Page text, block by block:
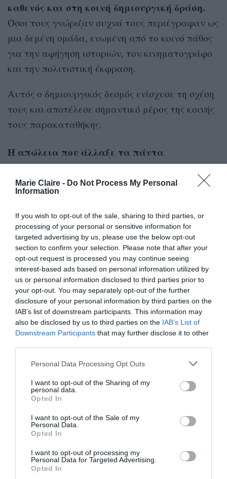
Marie Claire - Do Not Process My Personal
Information
If you wish to opt-out of the sale, sharing to third parties, or
processing of your personal or sensitive information for
targeted advertising by us, please use the below opt-out
section to confirm your selection. Please note that after your
opt-out request is processed you may continue seeing
interest-based ads based on personal information utilized by
us or personal information disclosed to third parties prior to
your opt-out. You may separately opt-out of the further
disclosure of your personal information by third parties on the
IAB’s list of downstream participants. This information may
also be disclosed by us to third parties on the IAB’s List of
Downstream Participants that may further disclose it to other
Personal Data Processing Opt Outs
I want to opt-out of the Sharing of my
personal data.
Opted In
I want to opt-out of the Sale of my
Personal Data.
Opted In
I want to opt-out of processing my
Personal Data for Targeted Advertising.
Opted In
καθενός και στη κοινή δημιουργική δράση.
Όσοι τους γνώριζαν συχνά τους περιέγραφαν ως
μια δεμένη ομάδα, ενωμένη από το κοινό πάθος
για την αφήγηση ιστοριών, τον κινηματογράφο
και την πολιτιστική έκφραση.
Αυτός ο δημιουργικός δεσμός ενίσχυσε τη σχέση
τους και αποτέλεσε σημαντικό μέρος της κοινής
τους παρακαταθήκης.
Η απώλεια που άλλαξε τα πάντα
Όλα φάνηκε να αλλάζουν στις 8 Απριλίου 2025,
όταν ο Mattias Ripa έφυγε
53 ετών.
Η απώλεια επηρέασε βαθιά τη Marjane Satrapi και
όσους βρίσκονταν κοντά στο ζευγάρι. Έπειτα
από περισσότερες από τρεις δεκαετίες κοινής
ζωής, βρέθηκε ξαφνικά χωρίς τον άνθρωπο που
συχνά περιέγραφε ως τη μεγαλύτερη πηγή
δύναμης και στήριξής της.
Η είδηση του θανάτου του προκάλεσε κύμα
σκηνοθέτες και θαυμαστές σε όλο τον κόσμο. Για
εκείνη, όμως, η απώλεια ξεπερνούσε κατά πολύ
τα δημόσια συλλυπητήρια. Η αιτία θανάτου του
δεν έχει γίνει γνωστή. Φήμες κάνουν λόγο για
ατύχημα, αλλά η οικογένειά του δεν έχει
Μια δημόσια έκφραση θλίψης